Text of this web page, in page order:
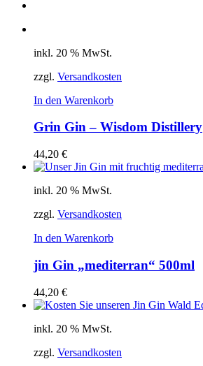
inkl. 20 % MwSt.
zzgl. Versandkosten
In den Warenkorb
Grin Gin – Wisdom Distillery
44,20 €
inkl. 20 % MwSt.
zzgl. Versandkosten
In den Warenkorb
jin Gin „mediterran“ 500ml
44,20 €
inkl. 20 % MwSt.
zzgl. Versandkosten